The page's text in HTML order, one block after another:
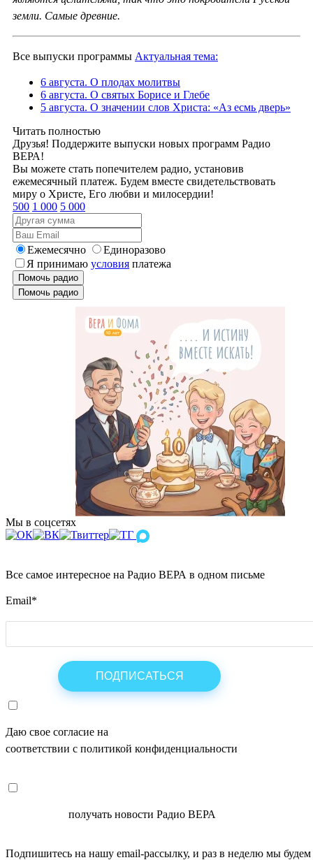
земли. Самые древние.
Все выпуски программы Актуальная тема:
6 августа. О плодах молитвы
6 августа. О святых Борисе и Глебе
5 августа. О значении слов Христа: «Аз есмь дверь»
Читать полностью
Друзья! Поддержите выпуски новых программ Радио
ВЕРА!
Вы можете стать попечителем радио, установив
ежемесячный платеж. Будем вместе свидетельствовать
миру о Христе, Его любви и милосердии!
500 1 000 5 000
Ежемесячно
Единоразово
Я принимаю условия платежа
Помочь радио
Помочь радио
Мы в соцсетях
Все самое интересное на Радио ВЕРА в одном письме
Email*
Даю свое согласие на
соответствии с политикой конфиденциальности
получать новости Радио ВЕРА
Подпишитесь на нашу email-рассылку, и раз в неделю мы будем